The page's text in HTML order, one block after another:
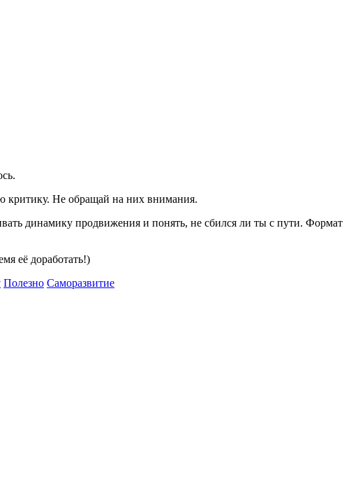
критику. Не обращай на них внимания.
динамику продвижения и понять, не сбился ли ты с пути. Формат
её доработать!)
Категории
Полезно Саморазвитие